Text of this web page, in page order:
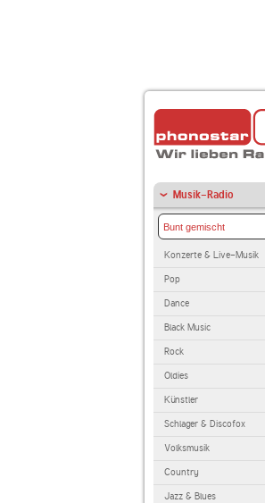
Musik-Radio
Bunt gemischt
Konzerte & Live-Musik
Pop
Dance
Black Music
Rock
Oldies
Künstler
Schlager & Discofox
Volksmusik
Country
Jazz & Blues